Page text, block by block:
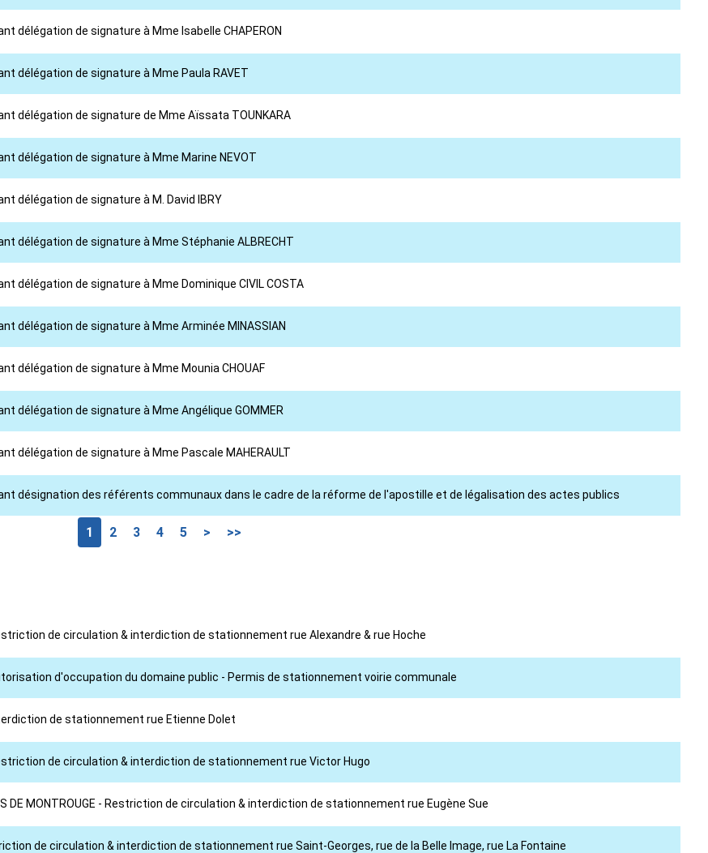
délégation de signature à Mme Isabelle CHAPERON
délégation de signature à Mme Paula RAVET
délégation de signature de Mme Aïssata TOUNKARA
délégation de signature à Mme Marine NEVOT
délégation de signature à M. David IBRY
délégation de signature à Mme Stéphanie ALBRECHT
délégation de signature à Mme Dominique CIVIL COSTA
délégation de signature à Mme Arminée MINASSIAN
délégation de signature à Mme Mounia CHOUAF
délégation de signature à Mme Angélique GOMMER
délégation de signature à Mme Pascale MAHERAULT
désignation des référents communaux dans le cadre de la réforme de l'apostille et de légalisation des actes publics
1 2 3 4 5 > >>
de circulation & interdiction de stationnement rue Alexandre & rue Hoche
d'occupation du domaine public - Permis de stationnement voirie communale
de stationnement rue Etienne Dolet
de circulation & interdiction de stationnement rue Victor Hugo
DE MONTROUGE - Restriction de circulation & interdiction de stationnement rue Eugène Sue
de circulation & interdiction de stationnement rue Saint-Georges, rue de la Belle Image, rue La Fontaine